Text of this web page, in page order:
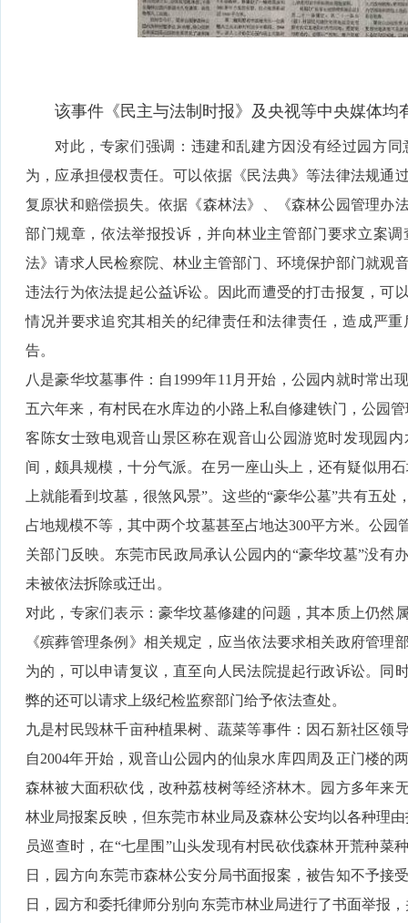
该事件《民主与法制时报》及央视等中央媒体均
对此，专家们强调：违建和乱建方因没有经过园方
为，应承担侵权责任。可以依据《民法典》等法律法规通
复原状和赔偿损失。依据《森林法》、《森林公园管理办
部门规章，依法举报投诉，并向林业主管部门要求立案
法》请求人民检察院、林业主管部门、环境保护部门就观
违法行为依法提起公益诉讼。因此而遭受的打击报复，可
情况并要求追究其相关的纪律责任和法律责任，造成严
告。
八是豪华坟墓事件：自1999年11月开始，公园内就时常出
五六年来，有村民在水库边的小路上私自修建铁门，公园
客陈女士致电观音山景区称在观音山公园游览时发现园
间，颇具规模，十分气派。在另一座山头上，还有疑似用
上就能看到坟墓，很煞风景”。这些的“豪华公墓”共有五
占地规模不等，其中两个坟墓甚至占地达300平方米。公
关部门反映。东莞市民政局承认公园内的“豪华坟墓”没有
未被依法拆除或迁出。
对此，专家们表示：豪华坟墓修建的问题，其本质上仍然
《殡葬管理条例》相关规定，应当依法要求相关政府管
为的，可以申请复议，直至向人民法院提起行政诉讼。同
弊的还可以请求上级纪检监察部门给予依法查处。
九是村民毁林千亩种植果树、蔬菜等事件：因石新社区领
自2004年开始，观音山公园内的仙泉水库四周及正门楼的
森林被大面积砍伐，改种荔枝树等经济林木。园方多年来
林业局报案反映，但东莞市林业局及森林公安均以各种理
员巡查时，在“七星围”山头发现有村民砍伐森林开荒种菜
日，园方向东莞市森林公安分局书面报案，被告知不予接
日，园方和委托律师分别向东莞市林业局进行了书面举报